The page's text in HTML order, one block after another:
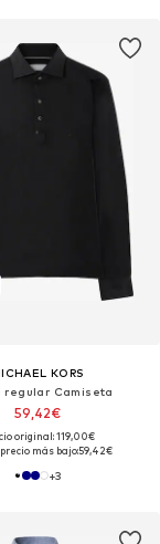
KORS
regular Camiseta
59,42€
original: 119,00€
más bajo:59,42€
+3